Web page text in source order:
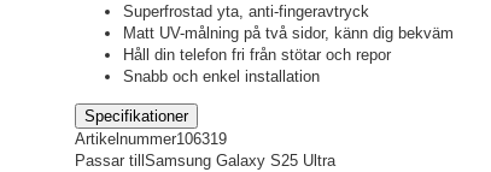
Superfrostad yta, anti-fingeravtryck
Matt UV-målning på två sidor, känn dig bekväm
Håll din telefon fri från stötar och repor
Snabb och enkel installation
Specifikationer
Artikelnummer106319
Passar till Samsung Galaxy S25 Ultra